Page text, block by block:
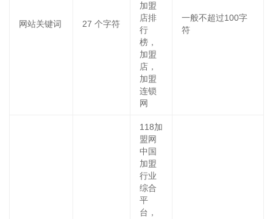
网站关键词 27 个字符
加盟
店排
行
榜，
加盟
店，
加盟
连锁
网
一般不超过100字
符
118加
盟网
中国
加盟
行业
综合
平
台，